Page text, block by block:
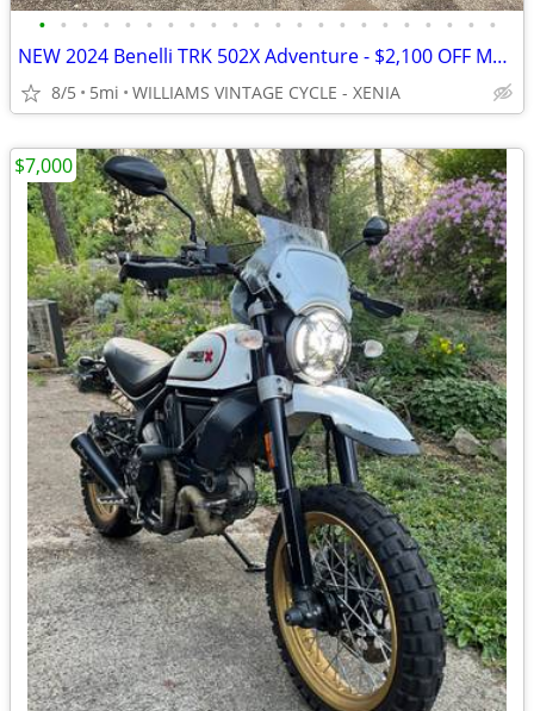
• • • • • • • • • • • • • • • • • • • • • •
NEW 2024 Benelli TRK 502X Adventure - $2,100 OFF MSRP! Only One Left!
8/5 5mi WILLIAMS VINTAGE CYCLE - XENIA
$7,000